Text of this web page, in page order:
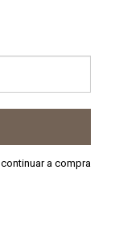
a compra